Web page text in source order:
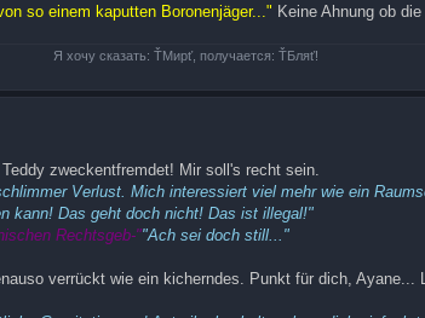
so einem kaputten Boronenjäger..." Keine Ahnung ob die
Я хочу сказать: ŤМирť, получается: ŤБляť!
zweckentfremdet! Mir soll's recht sein.
Verlust. Mich interessiert viel mehr wie ein
kann! Das geht doch nicht! Das ist illegal!"
Rechtsgeb-""Ach sei doch still..."
verrückt wie ein kicherndes. Punkt für dich,